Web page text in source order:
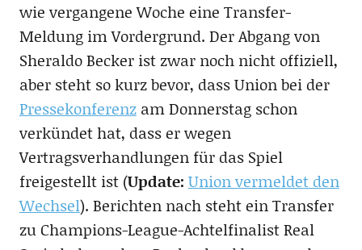
wie vergangene Woche eine Transfer-
Meldung im Vordergrund. Der Abgang von
Sheraldo Becker ist zwar noch nicht offiziell,
aber steht so kurz bevor, dass Union bei der
Pressekonferenzam Donnerstag schon
verkündet hat, dass er wegen
Vertragsverhandlungen für das Spiel
freigestellt ist (Update: Union vermeldet den
Wechsel). Berichten nach steht ein Transfer
zu Champions-League-Achtelfinalist Real